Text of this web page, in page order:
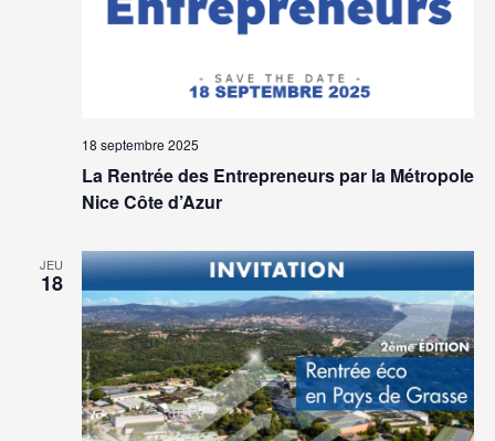
La Rentrée des Entrepreneurs par la Métropole
Nice Côte d’Azur
18 septembre 2025
JEU
18